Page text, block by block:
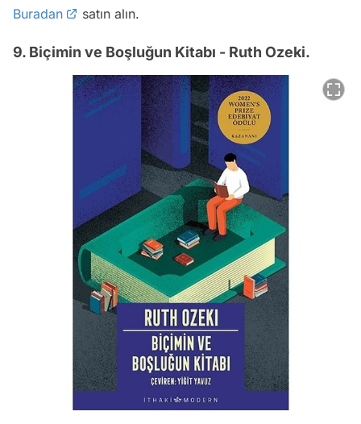
Buradan
satın alın.
9. Biçimin ve Boşluğun Kitabı - Ruth Ozeki.